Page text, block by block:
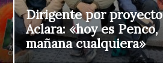
Dirigente por proyecto
Aclara: «hoy es Penco,
mañana cualquiera»